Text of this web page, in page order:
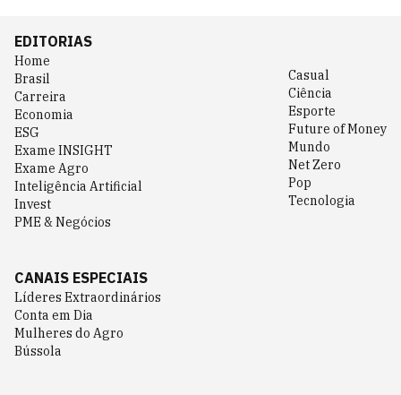
EDITORIAS
Home
Brasil
Carreira
Economia
ESG
Exame INSIGHT
Exame Agro
Inteligência Artificial
Invest
PME & Negócios
Casual
Ciência
Esporte
Future of Money
Mundo
Net Zero
Pop
Tecnologia
CANAIS ESPECIAIS
Líderes Extraordinários
Conta em Dia
Mulheres do Agro
Bússola